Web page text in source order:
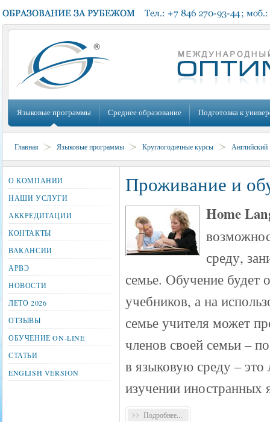
Языковые программы Среднее образование Подготовка к
Главная Языковые программы Круглогодичные курсы Английский
Проживание и
Home
среду,
семье. Обучение будет
учебников, а на
семье учителя может
членов своей семьи –
в языковую среду – это
изучении иностранных
Подробнее...
О КОМПАНИИ
НАШИ УСЛУГИ
АККРЕДИТАЦИИ
КОНТАКТЫ
ВАКАНСИИ
АРВЭ
НОВОСТИ
ЛЕТО 2026
ОТЗЫВЫ
ОБУЧЕНИЕ ON-LINE
СТАТЬИ
ENGLISH VERSION